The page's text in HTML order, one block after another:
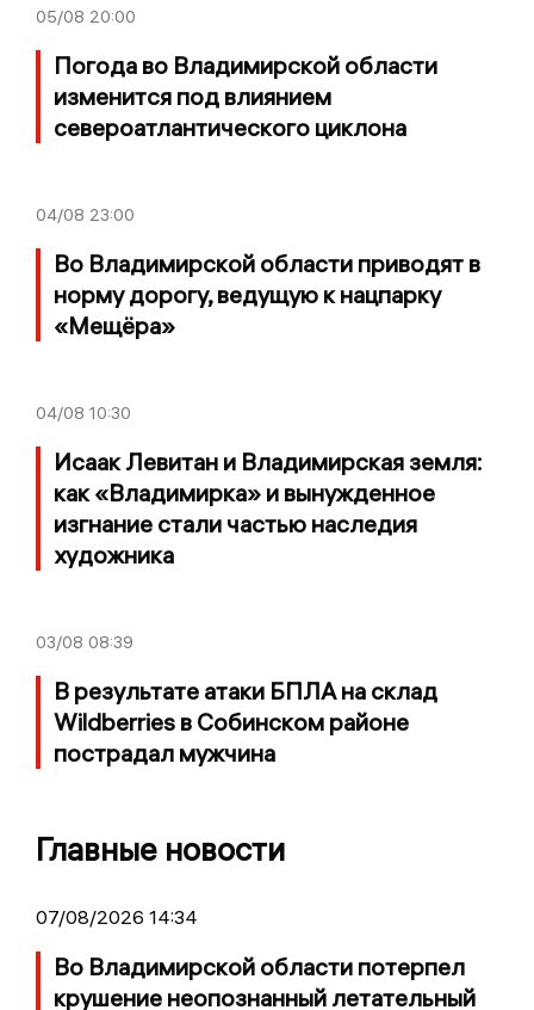
05/08 20:00
Погода во Владимирской области
изменится под влиянием
североатлантического циклона
04/08 23:00
Во Владимирской области приводят в
норму дорогу, ведущую к нацпарку
«Мещёра»
04/08 10:30
Исаак Левитан и Владимирская земля:
как «Владимирка» и вынужденное
изгнание стали частью наследия
художника
03/08 08:39
В результате атаки БПЛА на склад
Wildberries в Собинском районе
пострадал мужчина
Главные новости
07/08/2026 14:34
Во Владимирской области потерпел
крушение неопознанный летательный